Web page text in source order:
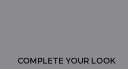
COMPLETE YOUR LOOK